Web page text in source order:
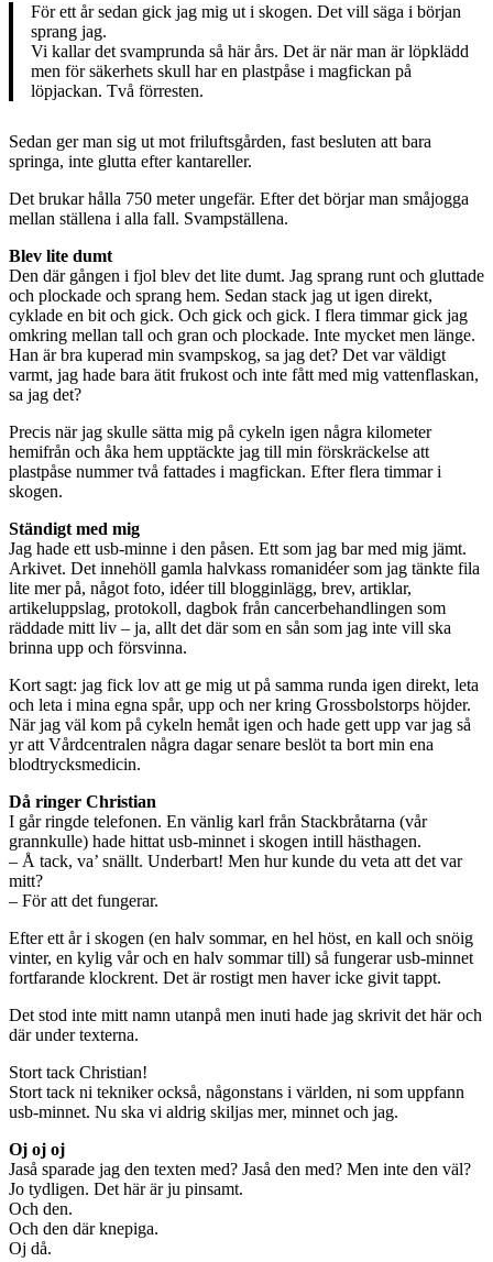
För ett år sedan gick jag mig ut i skogen. Det vill säga i början
sprang jag.
Vi kallar det svamprunda så här års. Det är när man är löpklädd
men för säkerhets skull har en plastpåse i magfickan på
löpjackan. Två förresten.
Sedan ger man sig ut mot friluftsgården, fast besluten att bara
springa, inte glutta efter kantareller.
Det brukar hålla 750 meter ungefär. Efter det börjar man småjogga
mellan ställena i alla fall. Svampställena.
Blev lite dumt
Den där gången i fjol blev det lite dumt. Jag sprang runt och gluttade
och plockade och sprang hem. Sedan stack jag ut igen direkt,
cyklade en bit och gick. Och gick och gick. I flera timmar gick jag
omkring mellan tall och gran och plockade. Inte mycket men länge.
Han är bra kuperad min svampskog, sa jag det? Det var väldigt
varmt, jag hade bara ätit frukost och inte fått med mig vattenflaskan,
sa jag det?
Precis när jag skulle sätta mig på cykeln igen några kilometer
hemifrån och åka hem upptäckte jag till min förskräckelse att
plastpåse nummer två fattades i magfickan. Efter flera timmar i
skogen.
Ständigt med mig
Jag hade ett usb-minne i den påsen. Ett som jag bar med mig jämt.
Arkivet. Det innehöll gamla halvkass romanidéer som jag tänkte fila
lite mer på, något foto, idéer till blogginlägg, brev, artiklar,
artikeluppslag, protokoll, dagbok från cancerbehandlingen som
räddade mitt liv – ja, allt det där som en sån som jag inte vill ska
brinna upp och försvinna.
Kort sagt: jag fick lov att ge mig ut på samma runda igen direkt, leta
och leta i mina egna spår, upp och ner kring Grossbolstorps höjder.
När jag väl kom på cykeln hemåt igen och hade gett upp var jag så
yr att Vårdcentralen några dagar senare beslöt ta bort min ena
blodtrycksmedicin.
Då ringer Christian
I går ringde telefonen. En vänlig karl från Stackbråtarna (vår
grannkulle) hade hittat usb-minnet i skogen intill hästhagen.
– Å tack, va’ snällt. Underbart! Men hur kunde du veta att det var
mitt?
– För att det fungerar.
Efter ett år i skogen (en halv sommar, en hel höst, en kall och snöig
vinter, en kylig vår och en halv sommar till) så fungerar usb-minnet
fortfarande klockrent. Det är rostigt men haver icke givit tappt.
Det stod inte mitt namn utanpå men inuti hade jag skrivit det här och
där under texterna.
Stort tack Christian!
Stort tack ni tekniker också, någonstans i världen, ni som uppfann
usb-minnet. Nu ska vi aldrig skiljas mer, minnet och jag.
Oj oj oj
Jaså sparade jag den texten med? Jaså den med? Men inte den väl?
Jo tydligen. Det här är ju pinsamt.
Och den.
Och den där knepiga.
Oj då.